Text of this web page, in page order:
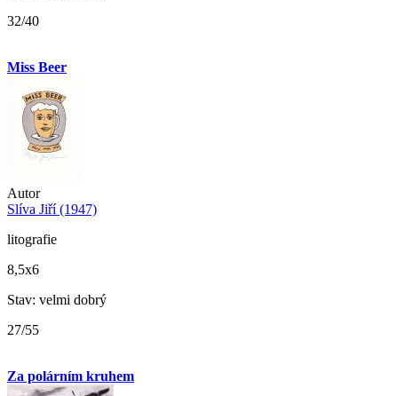
32/40
Miss Beer
Autor
Slíva Jiří (1947)
litografie
8,5x6
Stav: velmi dobrý
27/55
Za polárním kruhem